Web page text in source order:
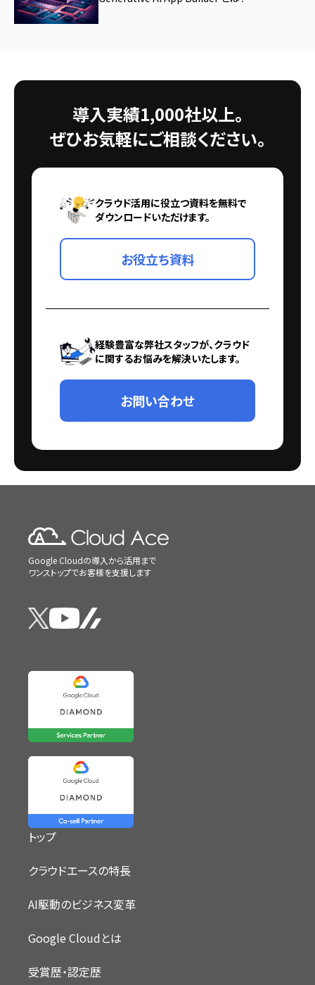
導入実績1,000社以上。
ぜひお気軽にご相談ください。
クラウド活用に役立つ資料を無料で
ダウンロードいただけます。
お役立ち資料
経験豊富な弊社スタッフが、クラウド
に関するお悩みを解決いたします。
お問い合わせ
Google Cloudの導入から活用まで
ワンストップでお客様を支援します
トップ
クラウドエースの特長
AI駆動のビジネス変革
Google Cloudとは
受賞歴・認定歴